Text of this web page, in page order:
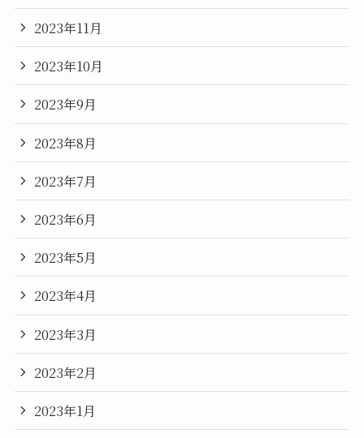
2023年11月
2023年10月
2023年9月
2023年8月
2023年7月
2023年6月
2023年5月
2023年4月
2023年3月
2023年2月
2023年1月